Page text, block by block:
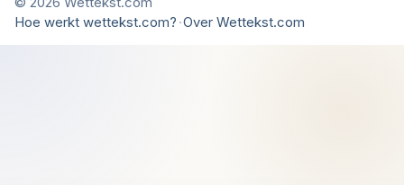
Hoe werkt wettekst.com? ·Over Wettekst.com